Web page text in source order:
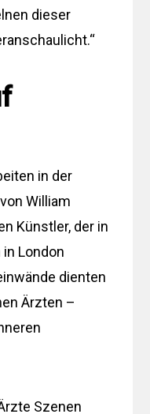
dieser
in der
William
Künstler, der in
London
dienten
Ärzten –
Szenen